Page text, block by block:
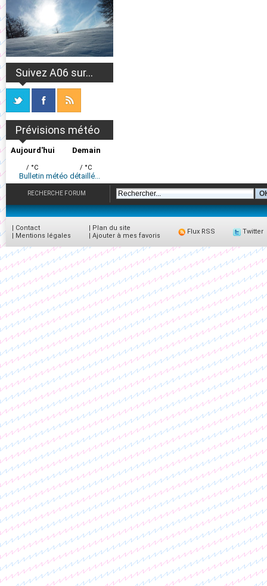
Suivez A06 sur...
Prévisions météo
Aujourd'hui
/ °C
Demain
/ °C
Bulletin météo détaillé...
RECHERCHE FORUM
| Contact
| Mentions légales
| Plan du site
| Ajouter à mes favoris
Flux RSS Twitter